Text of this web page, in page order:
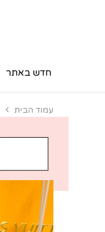
חדש באתר
עמוד הבית